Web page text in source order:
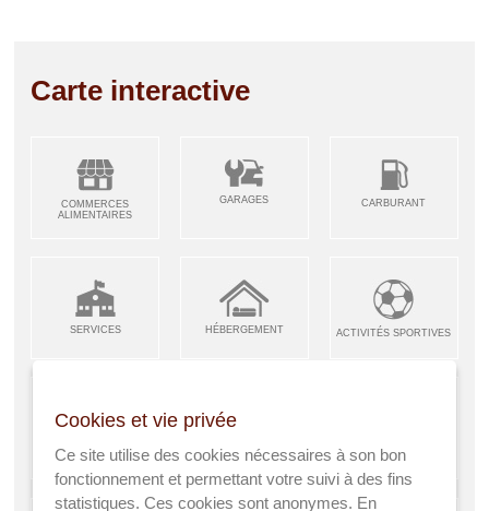
Carte interactive
COMMERCES
ALIMENTAIRES
GARAGES CARBURANT
SERVICES HÉBERGEMENT ACTIVITÉS SPORTIVES
ARTISANS &
INDUSTRIES
RESTAURANTS CAFÉS ENFANCE JEUNESSE
Cookies et vie privée
Ce site utilise des cookies nécessaires à son bon
fonctionnement et permettant votre suivi à des fins
statistiques. Ces cookies sont anonymes. En